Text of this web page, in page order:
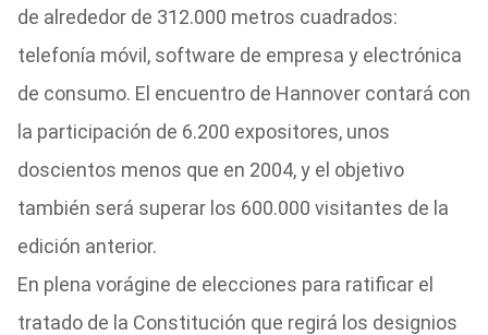
de alrededor de 312.000 metros cuadrados:
telefonía móvil, software de empresa y electrónica
de consumo. El encuentro de Hannover contará con
la participación de 6.200 expositores, unos
doscientos menos que en 2004, y el objetivo
también será superar los 600.000 visitantes de la
edición anterior.
En plena vorágine de elecciones para ratificar el
tratado de la Constitución que regirá los designios